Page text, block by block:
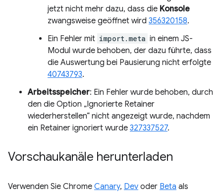
jetzt nicht mehr dazu, dass die Konsole
zwangsweise geöffnet wird 356320158.
Ein Fehler mit import.meta in einem JS-
Modul wurde behoben, der dazu führte, dass
die Auswertung bei Pausierung nicht erfolgte
40743793.
Arbeitsspeicher: Ein Fehler wurde behoben, durch
den die Option „Ignorierte Retainer
wiederherstellen“ nicht angezeigt wurde, nachdem
ein Retainer ignoriert wurde 327337527.
Vorschaukanäle herunterladen
Verwenden Sie Chrome Canary, Dev oder Beta als